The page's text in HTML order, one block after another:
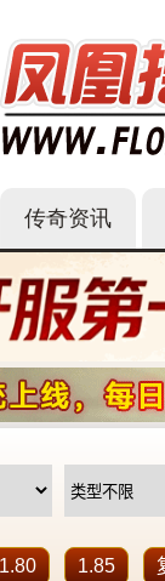
传奇资讯